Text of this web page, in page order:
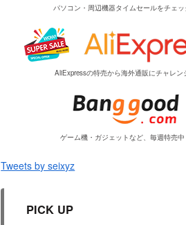
パソコン・周辺機器タイムセールをチェッ
AliExpressの特売から海外通販にチャレン
ゲーム機・ガジェットなど、毎週特売中
Tweets by seixyz
PICK UP